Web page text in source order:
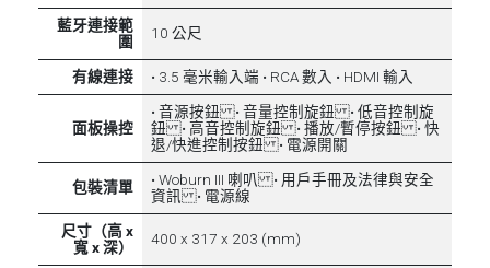
藍牙連接範
圍
10 公尺
有線連接 • 3.5 毫米輸入端 • RCA 數入 • HDMI 輸入
面板操控
• 音源按鈕 • 音量控制旋鈕 • 低音控制旋
鈕 • 高音控制旋鈕 • 播放/暫停按鈕 • 快
退/快進控制按鈕 • 電源開關
包裝清單
• Woburn III 喇叭 • 用戶手冊及法律與安全
資訊 • 電源線
尺寸（高 x
寬 x 深）
400 x 317 x 203 (mm)